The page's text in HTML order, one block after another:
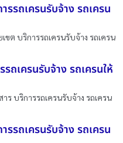
รรถเครนรับจ้าง รถเครน
ขต บริการรถเครนรับจ้าง รถเครน
ถเครนรับจ้าง รถเครนให้
ร บริการรถเครนรับจ้าง รถเครน
รรถเครนรับจ้าง รถเครน